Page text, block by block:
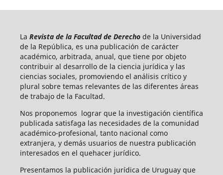
La Revista de la Facultad de Derecho de la Universidad
de la República, es una publicación de carácter
académico, arbitrada, anual, que tiene por objeto
contribuir al desarrollo de la ciencia jurídica y las
ciencias sociales, promoviendo el análisis crítico y
plural sobre temas relevantes de las diferentes áreas
de trabajo de la Facultad.
Nos proponemos lograr que la investigación científica
publicada satisfaga las necesidades de la comunidad
académico-profesional, tanto nacional como
extranjera, y demás usuarios de nuestra publicación
interesados en el quehacer jurídico.
Presentamos la publicación jurídica de Uruguay que